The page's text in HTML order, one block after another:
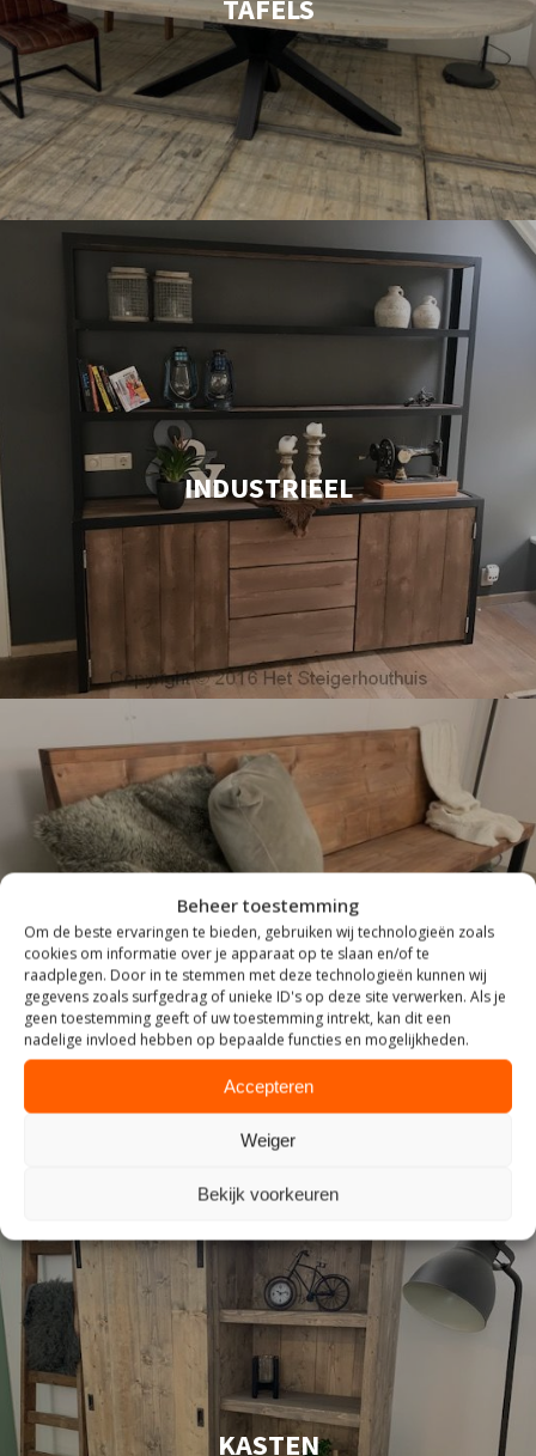
Beheer toestemming
Om de beste ervaringen te bieden, gebruiken wij technologieën zoals
cookies om informatie over je apparaat op te slaan en/of te
raadplegen. Door in te stemmen met deze technologieën kunnen wij
gegevens zoals surfgedrag of unieke ID's op deze site verwerken. Als je
geen toestemming geeft of uw toestemming intrekt, kan dit een
nadelige invloed hebben op bepaalde functies en mogelijkheden.
Accepteren
Weiger
Bekijk voorkeuren
TAFELS
INDUSTRIEEL
ZITTEN
KASTEN